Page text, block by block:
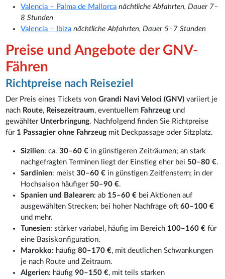
Valencia – Palma de Mallorca nächtliche Abfahrten, Dauer 7–
8 Stunden
Valencia – Ibiza nächtliche Abfahrten, Dauer 5–7 Stunden
Preise und Angebote der GNV-
Fähren
Richtpreise nach Reiseziel
Der Preis eines Tickets vonGrandi Navi Veloci (GNV) variiert je
nach Route, Reisezeitraum, eventuellem Fahrzeug und
gewählter Unterbringung. Nachfolgend finden Sie Richtpreise
für 1 Passagier ohne Fahrzeug mit Deckpassage oder Sitzplatz.
Sizilien: ca.30–60 € in günstigeren Zeiträumen; an stark
nachgefragten Terminen liegt der Einstieg eher bei50–80 €.
Sardinien: meist30–60 € in günstigen Zeitfenstern; in der
Hochsaison häufiger50–90 €.
Spanien und Balearen: ab 15–60 € bei Aktionen auf
ausgewählten Strecken; bei hoher Nachfrage oft60–100 €
und mehr.
Tunesien: stärker variabel, häufig im Bereich 100–160 € für
eine Basiskonfiguration.
Marokko: häufig80–170 €, mit deutlichen Schwankungen
je nach Route und Zeitraum.
Algerien: häufig90–150 €, mit teils starken